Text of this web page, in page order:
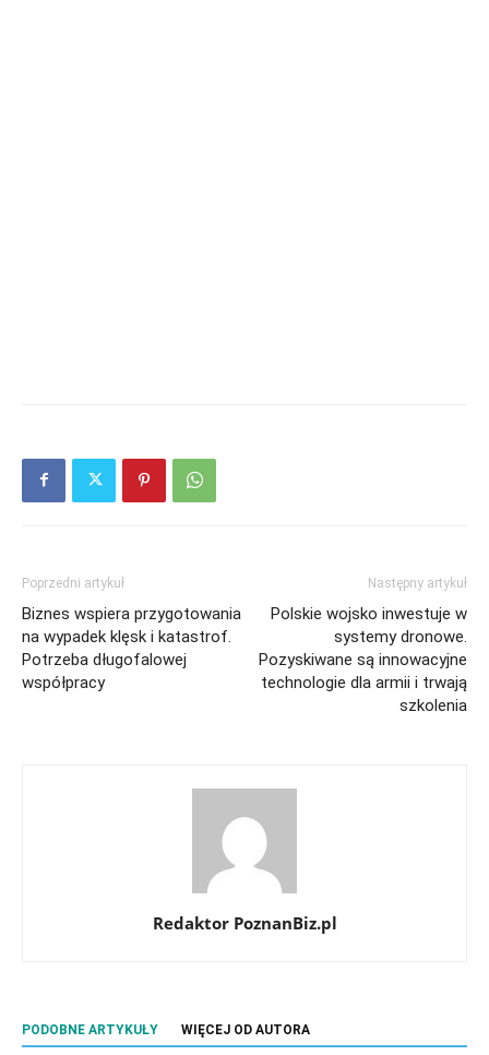
Poprzedni artykuł
Biznes wspiera przygotowania
na wypadek klęsk i katastrof.
Potrzeba długofalowej
współpracy
Następny artykuł
Polskie wojsko inwestuje w
systemy dronowe.
Pozyskiwane są innowacyjne
technologie dla armii i trwają
szkolenia
Redaktor PoznanBiz.pl
PODOBNE ARTYKUŁY WIĘCEJ OD AUTORA